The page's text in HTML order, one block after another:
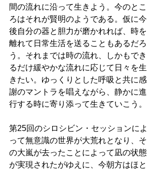
間の流れに沿って生きよう。今のとこ
ろはそれが賢明のようである。仮に今
後自分の器と胆力が磨かれれば、時を
離れて日常生活を送ることもあるだろ
う。それまでは時の流れ、しかもでき
るだけ緩やかな流れに応じて日々を生
きたい。ゆっくりとした呼吸と共に感
謝のマントラを唱えながら、静かに進
行する時に寄り添って生きていこう。
第25回のシロシビン・セッションによ
って無意識の世界が大荒れとなり、そ
の大嵐が去ったことによって凪の状態
が実現されたがゆえに、今朝方はほと